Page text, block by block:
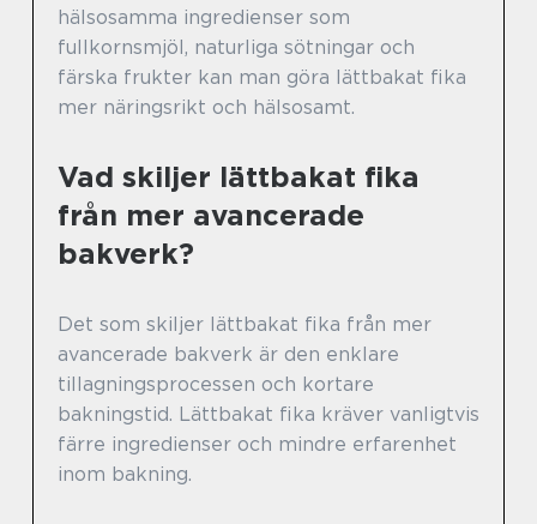
hälsosamma ingredienser som
fullkornsmjöl, naturliga sötningar och
färska frukter kan man göra lättbakat fika
mer näringsrikt och hälsosamt.
Vad skiljer lättbakat fika
från mer avancerade
bakverk?
Det som skiljer lättbakat fika från mer
avancerade bakverk är den enklare
tillagningsprocessen och kortare
bakningstid. Lättbakat fika kräver vanligtvis
färre ingredienser och mindre erfarenhet
inom bakning.